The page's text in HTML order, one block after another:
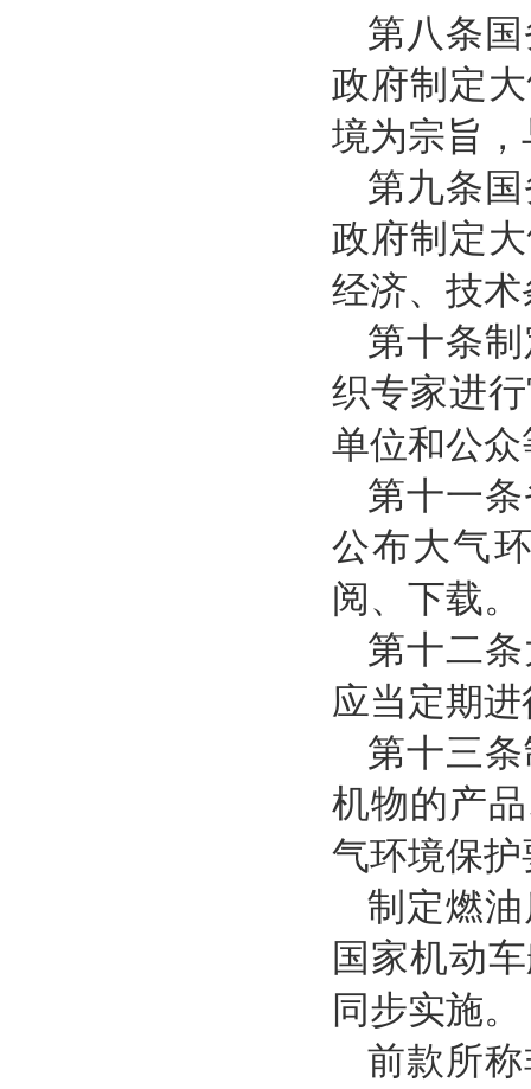
第八条
政府制定
境为宗旨
第九条
政府制定
经济、技
第十条
织专家进
单位和公
第十一
公布大气
阅、下载。
第十二
应当定期
第十三
机物的产
气环境保
制定燃
国家机动
同步实施。
前款所